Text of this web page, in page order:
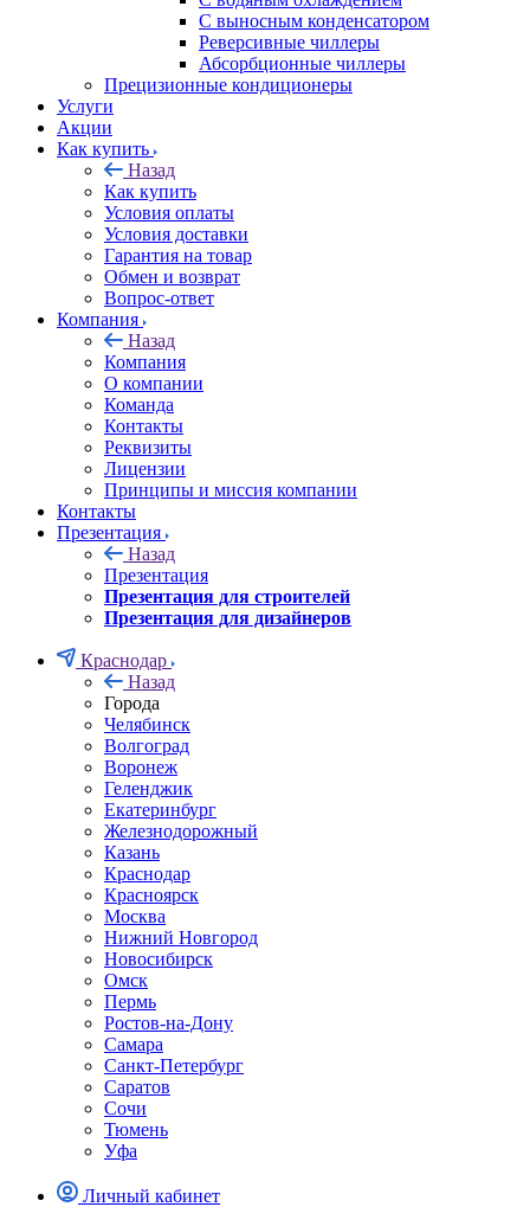
С выносным конденсатором
Реверсивные чиллеры
Абсорбционные чиллеры
Прецизионные кондиционеры
Услуги
Акции
Как купить
Назад
Как купить
Условия оплаты
Условия доставки
Гарантия на товар
Обмен и возврат
Вопрос-ответ
Компания
Назад
Компания
О компании
Команда
Контакты
Реквизиты
Лицензии
Принципы и миссия компании
Контакты
Презентация
Назад
Презентация
Презентация для строителей
Презентация для дизайнеров
Краснодар
Назад
Города
Челябинск
Волгоград
Воронеж
Геленджик
Екатеринбург
Железнодорожный
Казань
Краснодар
Красноярск
Москва
Нижний Новгород
Новосибирск
Омск
Пермь
Ростов-на-Дону
Самара
Санкт-Петербург
Саратов
Сочи
Тюмень
Уфа
Личный кабинет